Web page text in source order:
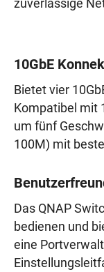
zuverlässige
10GbE
Bietet vier
Kompatibel mit
um fünf
100M) mit
Das QNAP
bedienen und
eine